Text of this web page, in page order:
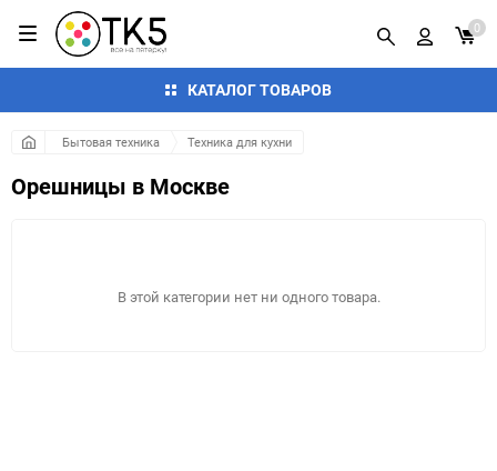
КАТАЛОГ ТОВАРОВ
0
Бытовая техника Техника для кухни
Орешницы в Москве
В этой категории нет ни одного товара.